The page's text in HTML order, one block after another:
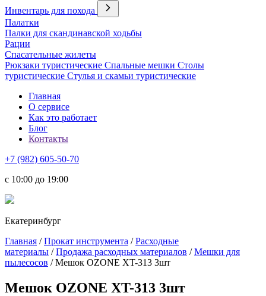
Инвентарь для похода
Палатки
Палки для скандинавской ходьбы
Рации
Спасательные жилеты
Рюкзаки туристические Спальные мешки Столы
туристические Стулья и скамьи туристические
Главная
О сервисе
Как это работает
Блог
Контакты
+7 (982) 605-50-70
c 10:00 до 19:00
Екатеринбург
Главная /Прокат инструмента /Расходные
материалы /Продажа расходных материалов /Мешки для
пылесосов / Мешок OZONE XT-313 3шт
Мешок OZONE XT-313 3шт